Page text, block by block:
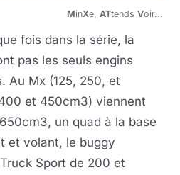
MinXe, ATtends Voir...
fois dans la série, la
pas les seuls engins
Au Mx (125, 250, et
et 450cm3) viennent
un quad à la base
et volant, le buggy
Sport de 200 et